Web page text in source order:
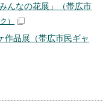
んなの花展」（帯広市
）
作品展（帯広市民ギャ